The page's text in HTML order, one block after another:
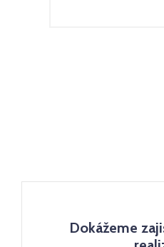
Dokážeme